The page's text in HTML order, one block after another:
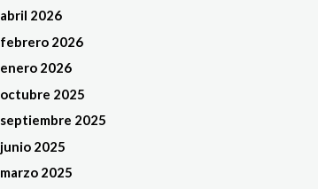
abril 2026
febrero 2026
enero 2026
octubre 2025
septiembre 2025
junio 2025
marzo 2025